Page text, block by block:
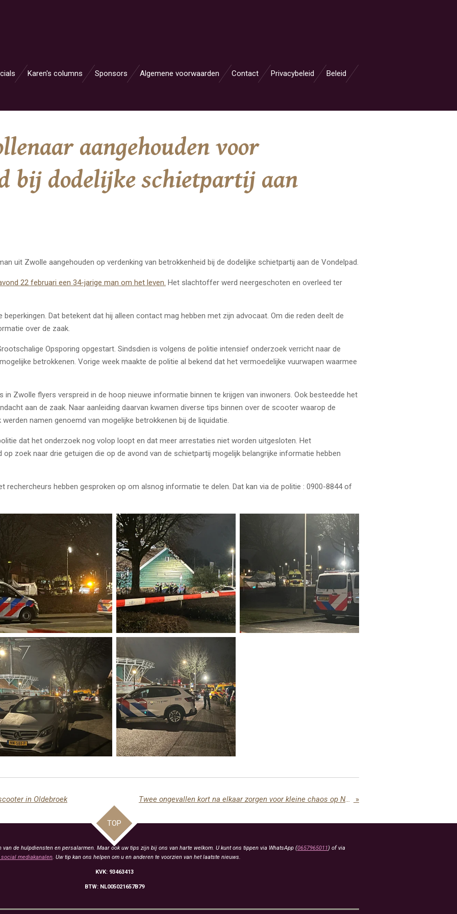
Karen's columns Sponsors Algemene voorwaarden Contact Privacybeleid Beleid
aangehouden voor
bij dodelijke schietpartij aan
uit Zwolle aangehouden op verdenking van betrokkenheid bij de dodelijke schietpartij aan de Vondelpad.
22 februari een 34-jarige man om het leven. Het slachtoffer werd neergeschoten en overleed ter
Dat betekent dat hij alleen contact mag hebben met zijn advocaat. Om die reden deelt de
over de zaak.
Opsporing opgestart. Sindsdien is volgens de politie intensief onderzoek verricht naar de
betrokkenen. Vorige week maakte de politie al bekend dat het vermoedelijke vuurwapen waarmee
in Zwolle flyers verspreid in de hoop nieuwe informatie binnen te krijgen van inwoners. Ook besteedde het
aan de zaak. Naar aanleiding daarvan kwamen diverse tips binnen over de scooter waarop de
namen genoemd van mogelijke betrokkenen bij de liquidatie.
dat het onderzoek nog volop loopt en dat meer arrestaties niet worden uitgesloten. Het
zoek naar drie getuigen die op de avond van de schietpartij mogelijk belangrijke informatie hebben
rechercheurs hebben gesproken op om alsnog informatie te delen. Dat kan via de politie : 0900-8844 of
in Oldebroek Twee ongevallen kort na elkaar zorgen voor kleine chaos op N310 bij Nunspeet »
TOP
de hulpdiensten en persalarmen. Maar ook uw tips zijn bij ons van harte welkom. U kunt ons tippen via WhatsApp (0657965011) of via
social mediakanalen. Uw tip kan ons helpen om u en anderen te voorzien van het laatste nieuws.
KVK: 93463413
BTW: NL005021657B79